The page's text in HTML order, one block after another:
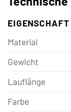
EIGENSCHAFT
Material
Gewicht
Lauflänge
Farbe